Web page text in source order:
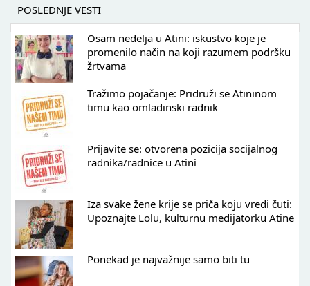
POSLEDNJE VESTI
Osam nedelja u Atini: iskustvo koje je
promenilo način na koji razumem podršku
žrtvama
Tražimo pojačanje: Pridruži se Atininom
timu kao omladinski radnik
Prijavite se: otvorena pozicija socijalnog
radnika/radnice u Atini
Iza svake žene krije se priča koju vredi čuti:
Upoznajte Lolu, kulturnu medijatorku Atine
Ponekad je najvažnije samo biti tu